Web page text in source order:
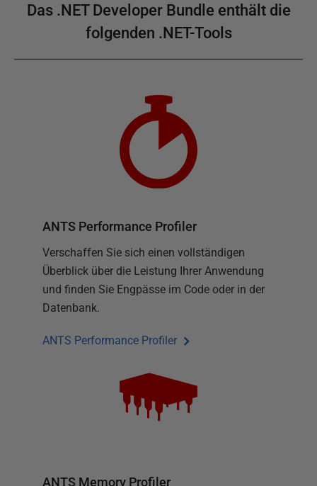
Das .NET Developer Bundle enthält die
folgenden .NET-Tools
ANTS Performance Profiler
Verschaffen Sie sich einen vollständigen
Überblick über die Leistung Ihrer Anwendung
und finden Sie Engpässe im Code oder in der
Datenbank.
ANTS Performance Profiler
ANTS Memory Profiler